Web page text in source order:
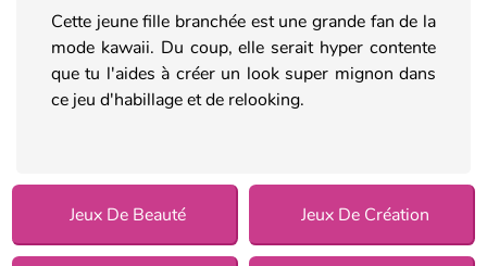
Cette jeune fille branchée est une grande fan de la
mode kawaii. Du coup, elle serait hyper contente
que tu l'aides à créer un look super mignon dans
ce jeu d'habillage et de relooking.
Jeux De Beauté Jeux De Création